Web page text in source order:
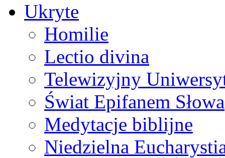
Ukryte
Homilie
Lectio divina
Telewizyjny
Świat Epifanem Słowa
Medytacje biblijne
Niedzielna